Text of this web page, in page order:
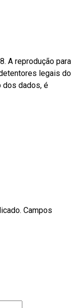
A reprodução para
legais do
dos dados, é
Campos